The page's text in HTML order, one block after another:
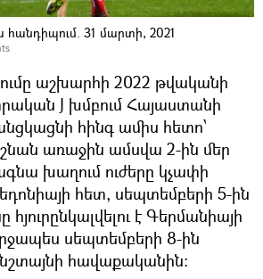
31 մարտի, 2021
աշխարհի 2022 թվականի
J խմբում Հայաստանի
հինգ ամիս հետո՝
առաջին ամսվա 2-ին մեր
խաղում ուժերը կչափի
հետ, սեպտեմբերի 5-ին
է Գերմանիայի
սեպտեմբերի 8-ին
հավաքականին։